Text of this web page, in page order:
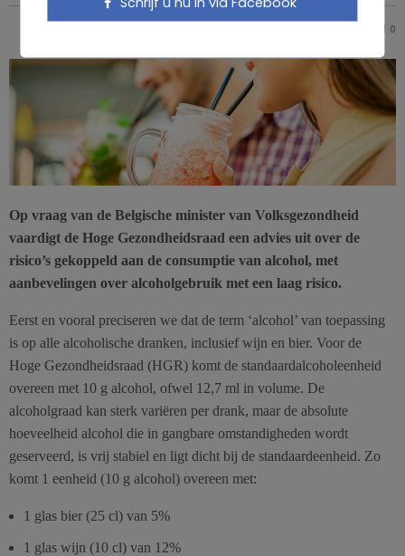
0
Op vraag van de Belgische minister van Volksgezondheid
vaardigt de Hoge Gezondheidsraad een advies uit over de
risico’s gekoppeld aan de consumptie van alcohol, met
aanbevelingen over alcoholgebruik met een laag risico.
Eerst en vooral preciseren we dat de term ‘alcohol’ van toepassing
is op alle alcoholische dranken, inclusief wijn en bier. Voor de
Hoge Gezondheidsraad (HGR) komt de standaardalcoholeenheid
overeen met 10 g alcohol, ofwel 12,7 ml in volume. De
alcoholgraad kan sterk variëren per drank, maar de absolute
hoeveelheid alcohol die in gangbare omstandigheden wordt
geserveerd, is vrij stabiel en ligt dicht bij de standaardeenheid. Zo
komt 1 eenheid (10 g alcohol) overeen met:
1 glas bier (25 cl) van 5%
1 glas wijn (10 cl) van 12%